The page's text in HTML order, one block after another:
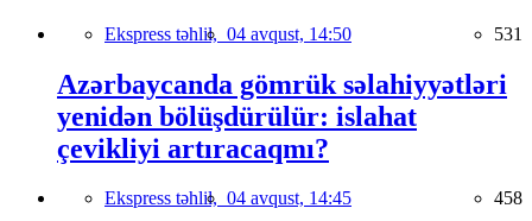
Ekspress təhlil, 04 avqust, 14:50 531
Azərbaycanda gömrük səlahiyyətləri
yenidən bölüşdürülür: islahat
çevikliyi artıracaqmı?
Ekspress təhlil, 04 avqust, 14:45 458